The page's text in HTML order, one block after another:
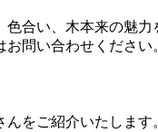
合い、木本来の魅力
問い合わせください
をご紹介いたします